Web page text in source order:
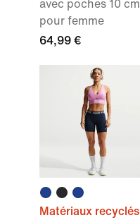
avec poches 10 cm
pour femme
64,99 €
Matériaux recyclés